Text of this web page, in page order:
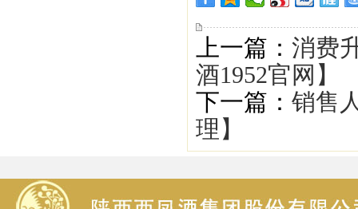
上一篇： 消费
酒1952官网】
下一篇： 销售
理】